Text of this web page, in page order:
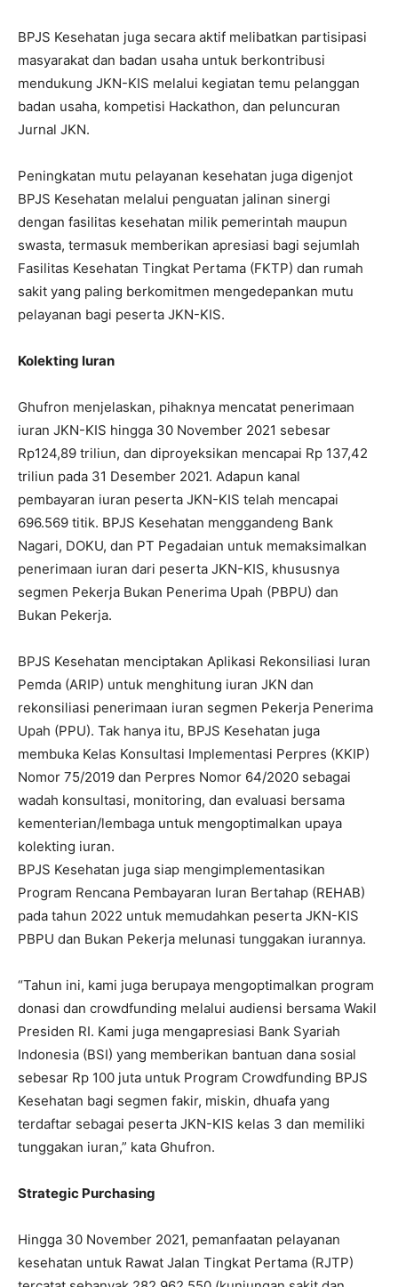
BPJS Kesehatan juga secara aktif melibatkan partisipasi
masyarakat dan badan usaha untuk berkontribusi
mendukung JKN-KIS melalui kegiatan temu pelanggan
badan usaha, kompetisi Hackathon, dan peluncuran
Jurnal JKN.
Peningkatan mutu pelayanan kesehatan juga digenjot
BPJS Kesehatan melalui penguatan jalinan sinergi
dengan fasilitas kesehatan milik pemerintah maupun
swasta, termasuk memberikan apresiasi bagi sejumlah
Fasilitas Kesehatan Tingkat Pertama (FKTP) dan rumah
sakit yang paling berkomitmen mengedepankan mutu
pelayanan bagi peserta JKN-KIS.
Kolekting Iuran
Ghufron menjelaskan, pihaknya mencatat penerimaan
iuran JKN-KIS hingga 30 November 2021 sebesar
Rp124,89 triliun, dan diproyeksikan mencapai Rp 137,42
triliun pada 31 Desember 2021. Adapun kanal
pembayaran iuran peserta JKN-KIS telah mencapai
696.569 titik. BPJS Kesehatan menggandeng Bank
Nagari, DOKU, dan PT Pegadaian untuk memaksimalkan
penerimaan iuran dari peserta JKN-KIS, khususnya
segmen Pekerja Bukan Penerima Upah (PBPU) dan
Bukan Pekerja.
BPJS Kesehatan menciptakan Aplikasi Rekonsiliasi Iuran
Pemda (ARIP) untuk menghitung iuran JKN dan
rekonsiliasi penerimaan iuran segmen Pekerja Penerima
Upah (PPU). Tak hanya itu, BPJS Kesehatan juga
membuka Kelas Konsultasi Implementasi Perpres (KKIP)
Nomor 75/2019 dan Perpres Nomor 64/2020 sebagai
wadah konsultasi, monitoring, dan evaluasi bersama
kementerian/lembaga untuk mengoptimalkan upaya
kolekting iuran.
BPJS Kesehatan juga siap mengimplementasikan
Program Rencana Pembayaran Iuran Bertahap (REHAB)
pada tahun 2022 untuk memudahkan peserta JKN-KIS
PBPU dan Bukan Pekerja melunasi tunggakan iurannya.
“Tahun ini, kami juga berupaya mengoptimalkan program
donasi dan crowdfunding melalui audiensi bersama Wakil
Presiden RI. Kami juga mengapresiasi Bank Syariah
Indonesia (BSI) yang memberikan bantuan dana sosial
sebesar Rp 100 juta untuk Program Crowdfunding BPJS
Kesehatan bagi segmen fakir, miskin, dhuafa yang
terdaftar sebagai peserta JKN-KIS kelas 3 dan memiliki
tunggakan iuran,” kata Ghufron.
Strategic Purchasing
Hingga 30 November 2021, pemanfaatan pelayanan
kesehatan untuk Rawat Jalan Tingkat Pertama (RJTP)